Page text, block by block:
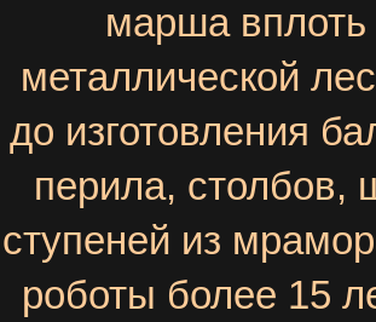
марша вплоть
металлической
до изготовления
перила, столбов,
ступеней из
роботы более 15